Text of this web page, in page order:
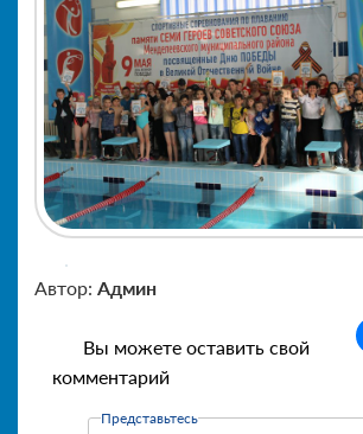
Автор: Админ
Вы можете оставить свой
комментарий
Представьтесь